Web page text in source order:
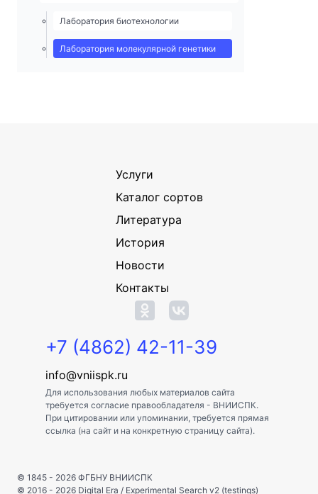
Лаборатория биотехнологии
Лаборатория молекулярной генетики
Услуги
Каталог сортов
Литература
История
Новости
Контакты
+7 (4862) 42-11-39
info@vniispk.ru
Для использования любых материалов сайта
требуется согласие правообладателя - ВНИИСПК.
При цитировании или упоминании, требуется прямая
ссылка (на сайт и на конкретную страницу сайта).
© 1845 - 2026 ФГБНУ ВНИИСПК
© 2016 - 2026 Digital Era / Experimental Search v2 (testings)